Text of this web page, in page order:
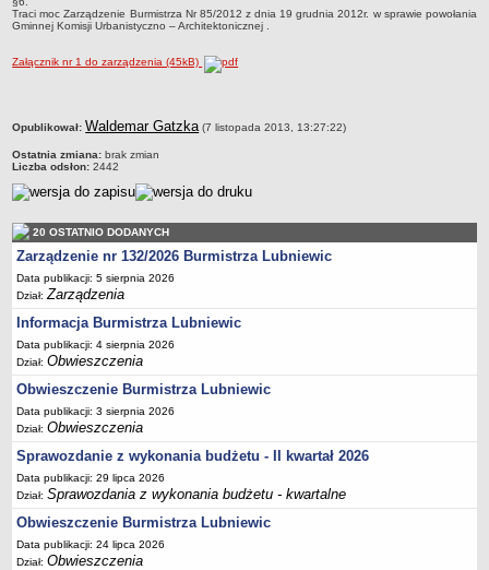
Przewodnik po urzędzie
Kodeks etyczny
Dyżury Przewodniczącego Rady Miejskiej
Transmisja z obrad sesji
Zadania i uprawnienia
Skład Rady Miejskiej
Plan pracy Rady Miejskiej
Terminy posiedzeń Rady
Głosowania
Protokoły z posiedzeń Rady Miejskiej
Składy Komisji
Terminy posiedzeń Komisji
Plan pracy Komisji Rewizyjnej
Plan pracy pozostałych Komisji
Oświadczenia majątkowe
Interpelacje radnych wraz z odpowiedziami
Zapytania radnych wraz z odpowiedziami
Traci moc Zarządzenie Burmistrza Nr 85/2012 z dnia 19 grudnia 2012r. w sprawie powołania
Gminnej Komisji Urbanistyczno – Architektonicznej .
Załącznik nr 1 do zarządzenia (45kB)
Opublikował: Waldemar Gatzka (7 listopada 2013, 13:27:22)
Ostatnia zmiana: brak zmian
Liczba odsłon: 2442
20 OSTATNIO DODANYCH
Zarządzenie nr 132/2026 Burmistrza Lubniewic
Data publikacji: 5 sierpnia 2026
Dział:Zarządzenia
Informacja Burmistrza Lubniewic
Data publikacji: 4 sierpnia 2026
Dział:Obwieszczenia
Obwieszczenie Burmistrza Lubniewic
Data publikacji: 3 sierpnia 2026
Dział:Obwieszczenia
Sprawozdanie z wykonania budżetu - II kwartał 2026
Data publikacji: 29 lipca 2026
Dział:Sprawozdania z wykonania budżetu - kwartalne
Obwieszczenie Burmistrza Lubniewic
Data publikacji: 24 lipca 2026
Dział:Obwieszczenia